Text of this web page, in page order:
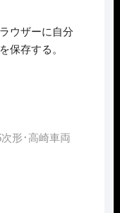
ウザーに自分
保存する。
形･高崎車両